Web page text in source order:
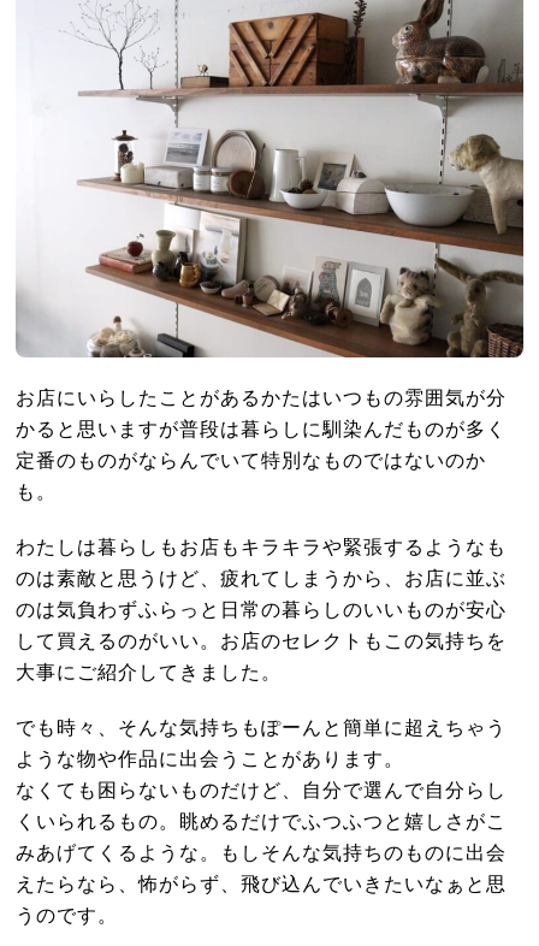
お店にいらしたことがあるかたはいつもの雰囲気が分
かると思いますが普段は暮らしに馴染んだものが多く
定番のものがならんでいて特別なものではないのか
も。
わたしは暮らしもお店もキラキラや緊張するようなも
のは素敵と思うけど、疲れてしまうから、お店に並ぶ
のは気負わずふらっと日常の暮らしのいいものが安心
して買えるのがいい。お店のセレクトもこの気持ちを
大事にご紹介してきました。
でも時々、そんな気持ちもぽーんと簡単に超えちゃう
ような物や作品に出会うことがあります。
なくても困らないものだけど、自分で選んで自分らし
くいられるもの。眺めるだけでふつふつと嬉しさがこ
みあげてくるような。もしそんな気持ちのものに出会
えたらなら、怖がらず、飛び込んでいきたいなぁと思
うのです。